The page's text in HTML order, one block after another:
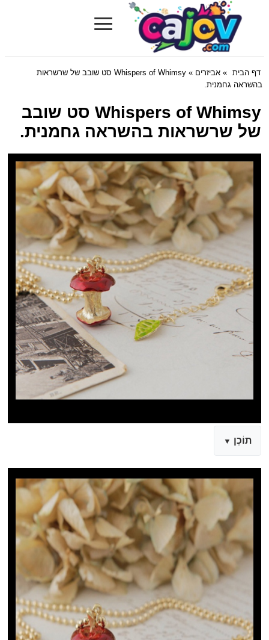
Cajov.com
≡
דף הבית » אביזרים
» Whispers of Whimsy סט שובב של שרשראות
בהשראה גחמנית.
Whispers of Whimsy סט שובב
של שרשראות בהשראה גחמנית.
תוֹכֶן